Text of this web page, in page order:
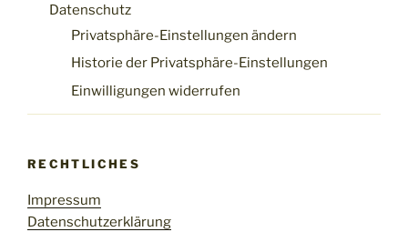
Datenschutz
Privatsphäre-Einstellungen ändern
Historie der Privatsphäre-Einstellungen
Einwilligungen widerrufen
RECHTLICHES
Impressum
Datenschutzerklärung